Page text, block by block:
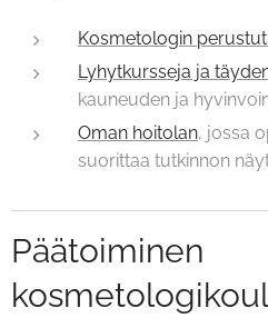
Kosmetologin
Lyhytkursseja ja
kauneuden ja
Oman hoitolan, jossa
suorittaa tutkinnon
Päätoiminen